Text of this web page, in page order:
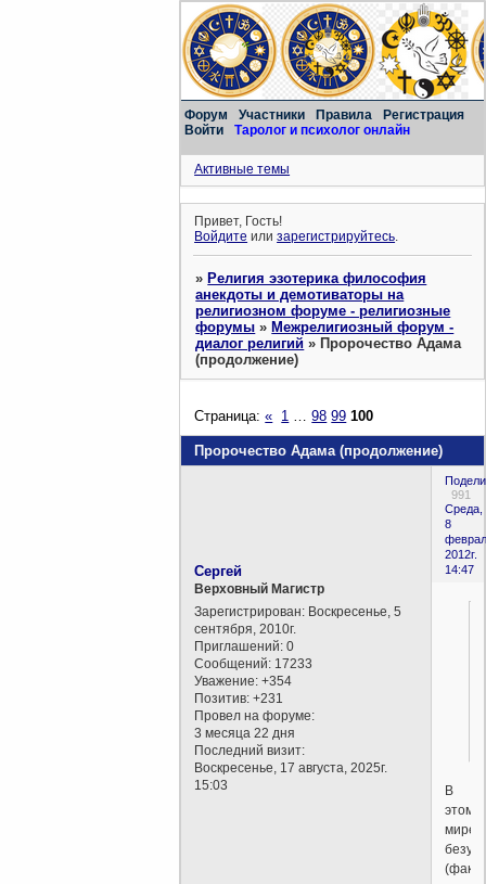
Форум Участники Правила
Регистрация
Войти
Таролог и психолог онлайн
Активные темы
Привет, Гость!
Войдите илизарегистрируйтесь.
»Религия эзотерика философия
анекдоты и демотиваторы на
религиозном форуме - религиозные
форумы »Межрелигиозный форум -
диалог религий »Пророчество Адама
(продолжение)
Пророчество Адама (продолжение)
Страница:« 1 98 99 100
991
Среда,
8
2012г.
14:47
Сергей
Верховный Магистр
Зарегистрирован: Воскресенье, 5
сентября, 2010г.
Приглашений: 0
Сообщений: 17233
Уважение: +354
Позитив: +231
Провел на форуме:
3 месяца 22 дня
Последний визит:
Воскресенье, 17 августа, 2025г.
15:03
В
этом
мире-
(факт).